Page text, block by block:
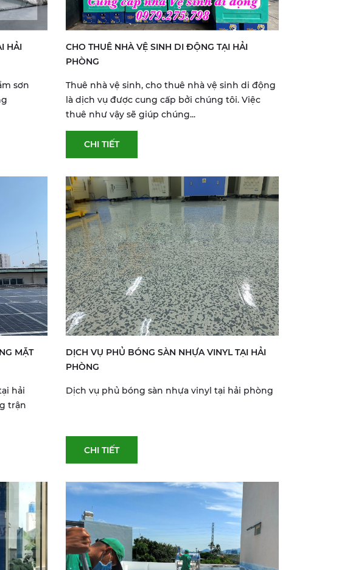
HẢI
sơn
CHO THUÊ NHÀ VỆ SINH DI ĐỘNG TẠI HẢI
PHÒNG
Thuê nhà vệ sinh, cho thuê nhà vệ sinh di động
là dịch vụ được cung cấp bởi chúng tôi. Việc
thuê như vậy sẽ giúp chúng...
CHI TIẾT
MẶT
hải
trận
DỊCH VỤ PHỦ BÓNG SÀN NHỰA VINYL TẠI HẢI
PHÒNG
Dịch vụ phủ bóng sàn nhựa vinyl tại hải phòng
CHI TIẾT